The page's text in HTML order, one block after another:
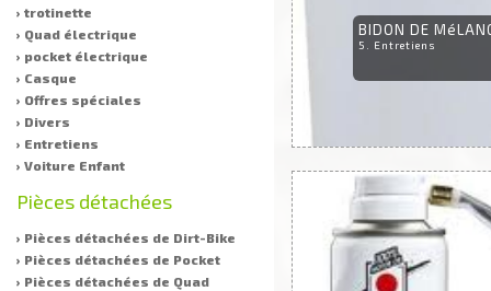
› trotinette
› Quad électrique
› pocket électrique
› Casque
› Offres spéciales
› Divers
› Entretiens
› Voiture Enfant
Pièces détachées
› Pièces détachées de Dirt-Bike
› Pièces détachées de Pocket
› Pièces détachées de Quad
BIDON DE
5. Entretiens